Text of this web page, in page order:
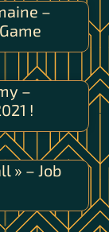
–
–
!
» – Job